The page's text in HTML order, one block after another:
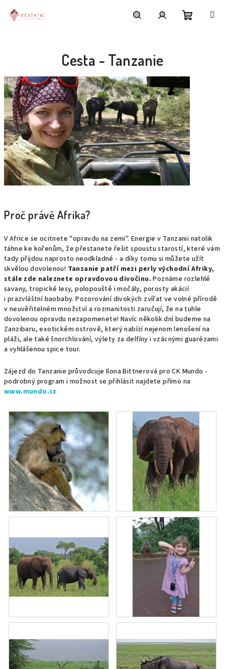
obsah
Cesta - Tanzanie
Proč právě Afrika?
V Africe se ocitnete "opravdu na zemi". Energie v Tanzanii natolik
táhne ke kořenům, že přestanete řešit spoustu starostí, které vám
tady přijdou naprosto neodkladné - a díky tomu si můžete užít
skvělou dovolenou! Tanzanie patří mezi perly východní Afriky,
stále zde naleznete opravdovou divočinu. Poznáme rozlehlé
savany, tropické lesy, polopouště i močály, porosty akácií
i prazvláštní baobaby. Pozorování divokých zvířat ve volné přírodě
v neuvěřitelném množství a rozmanitosti zaručují, že na tuhle
dovolenou opravdu nezapomenete! Navíc několik dní budeme na
Zanzibaru, exotickém ostrově, který nabízí nejenom lenošení na
pláži, ale také šnorchlování, výlety za delfíny i vzácnými guarézami
a vyhlášenou spice tour.
Zájezd do Tanzanie průvodcuje Ilona Bittnerová pro CK Mundo -
podrobný program i možnost se přihlásit najdete přímo na
www.mundo.cz